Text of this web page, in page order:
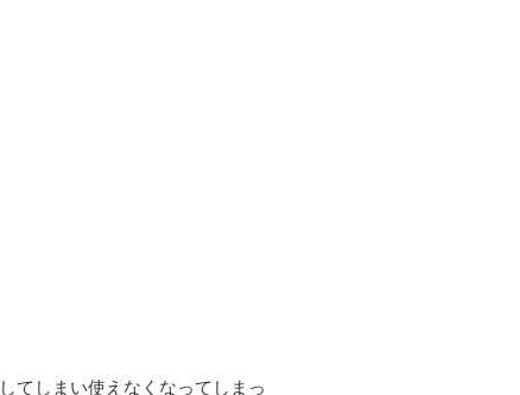
てしまい使えなくなってしまっ